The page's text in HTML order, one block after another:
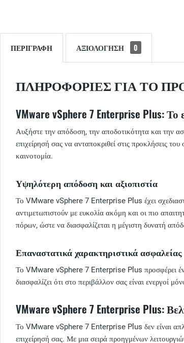
ΠΕΡΙΓΡΑΦΉ ΑΞΙΟΛΌΓΗΣΗ 0
ΠΛΗΡΟΦΟΡΊΕΣ ΓΙΑ ΤΟ ΠΡΟΪΌΝ
VMware vSphere 7 Enterprise Plus: Το
Αυξήστε την απόδοση, την αποδοτικότητα και την
επιχείρησή σας να ανταποκριθεί στις προκλήσεις
καινοτομία.
Υψηλότερη απόδοση και αξιοπιστία
Το VMware vSphere 7 Enterprise Plus έχει
αντιμετωπιστούν με ευκολία ακόμη και οι πιο
πόρων, ώστε να διασφαλίζεται η μέγιστη δυνατή
Επαναστατικά χαρακτηριστικά ασφαλείας
Το VMware vSphere 7 Enterprise Plus προσφέρει
διασφαλίζει ότι στο περιβάλλον σας είναι ενεργοί
VMware vSphere 7 Enterprise Plus:
Το VMware vSphere 7 Enterprise Plus δεν είναι
επιχείρησή σας. Με μια σειρά προηγμένων